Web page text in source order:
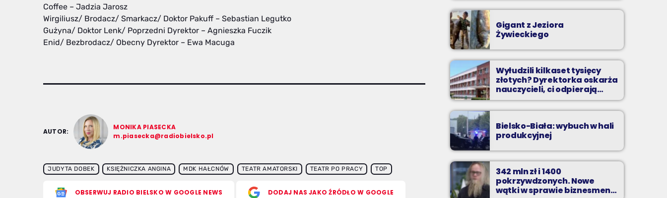
Coffee – Jadzia Jarosz
Wirgiliusz/ Brodacz/ Smarkacz/ Doktor Pakuff – Sebastian Legutko
Gużyna/ Doktor Lenk/ Poprzedni Dyrektor – Agnieszka Fuczik
Enid/ Bezbrodacz/ Obecny Dyrektor – Ewa Macuga
AUTOR:
MONIKA PIASECKA
m.piasecka@radiobielsko.pl
JUDYTA DOBEK KSIĘŻNICZKA ANGINA MDK HAŁCNÓW TEATR AMATORSKI TEATR PO PRACY TOP
OBSERWUJ RADIO BIELSKO W GOOGLE NEWS DODAJ NAS JAKO ŹRÓDŁO W GOOGLE
Gigant z Jeziora
Żywieckiego
Wyłudzili kilkaset tysięcy
złotych? Dyrektorka oskarża
nauczycieli, ci odpierają
zarzuty
Bielsko-Biała: wybuch w hali
produkcyjnej
342 mln zł i 1400
pokrzywdzonych. Nowe
wątki w sprawie biznesmena